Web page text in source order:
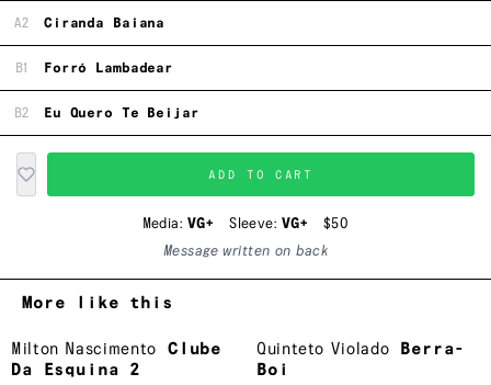
A2 Ciranda Baiana
B1 Forró Lambadear
B2 Eu Quero Te Beijar
ADD TO CART
Media: VG+ Sleeve: VG+
$50
Message written on back
More like this
Milton Nascimento
Clube
Da Esquina 2
Quinteto Violado
Berra-
Boi